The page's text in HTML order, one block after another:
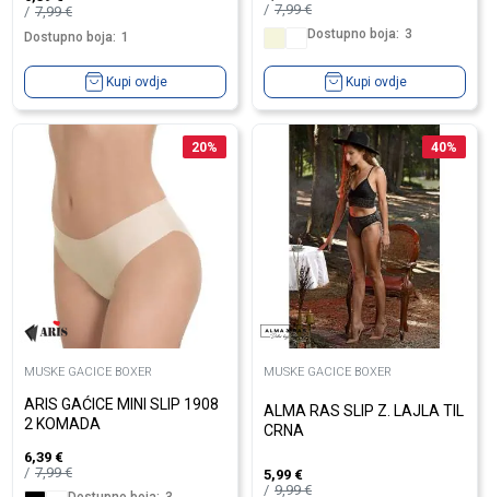
7,99€
Dostupno boja: 1
Kupi ovdje
7,99€
Dostupno boja: 3
Kupi ovdje
20%
MUSKE GACICE BOXER
ARIS GAĆICE MINI SLIP 1908
2 KOMADA
6,39 €
7,99€
40%
MUSKE GACICE BOXER
ALMA RAS SLIP Z. LAJLA TIL
CRNA
5,99 €
9,99€